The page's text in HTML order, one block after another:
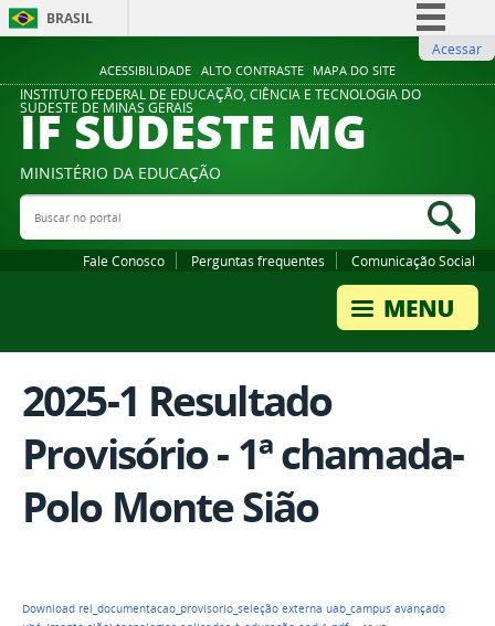
ACESSIBILIDADE ALTO CONTRASTE MAPA DO SITE
BRASIL
Comunica BR
Participe
Legislação
Acessar
INSTITUTO FEDERAL DE EDUCAÇÃO, CIÊNCIA E TECNOLOGIA DO
SUDESTE DE MINAS GERAIS
IF SUDESTE MG
MINISTÉRIO DA EDUCAÇÃO
Buscar no portal
Fale Conosco Perguntas frequentes Comunicação Social
2025-1 Resultado
Provisório - 1ª chamada-
Polo Monte Sião
Download rel_documentacao_provisorio_seleção externa uab_campus avançado